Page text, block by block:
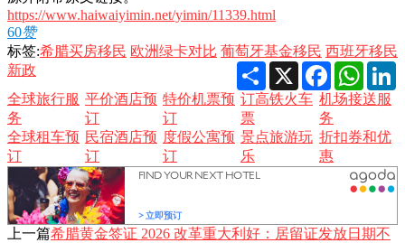
https://www.haiwaiyimin.net/yimin/11339.html
60赞
标签:希腊买房移民 欧洲绿卡对比 葡萄牙基金移民 西班牙移民
新政
Share X Facebook
全球旅行服
务
平价酒店预
订
特价机票预
订
订高铁火车
票
机场接送服
务
全球租车预
订
民宿酒店预
订
度假公寓预
订
景点旅游玩
乐
折扣券和优
惠
上一篇希腊黄金签证 2026 改革重大利好：居留证发放日期不